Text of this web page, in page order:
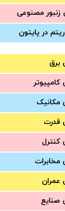
زنبور مصنوعی
در پایتون
برق
مکانیک
قدرت
صنایع